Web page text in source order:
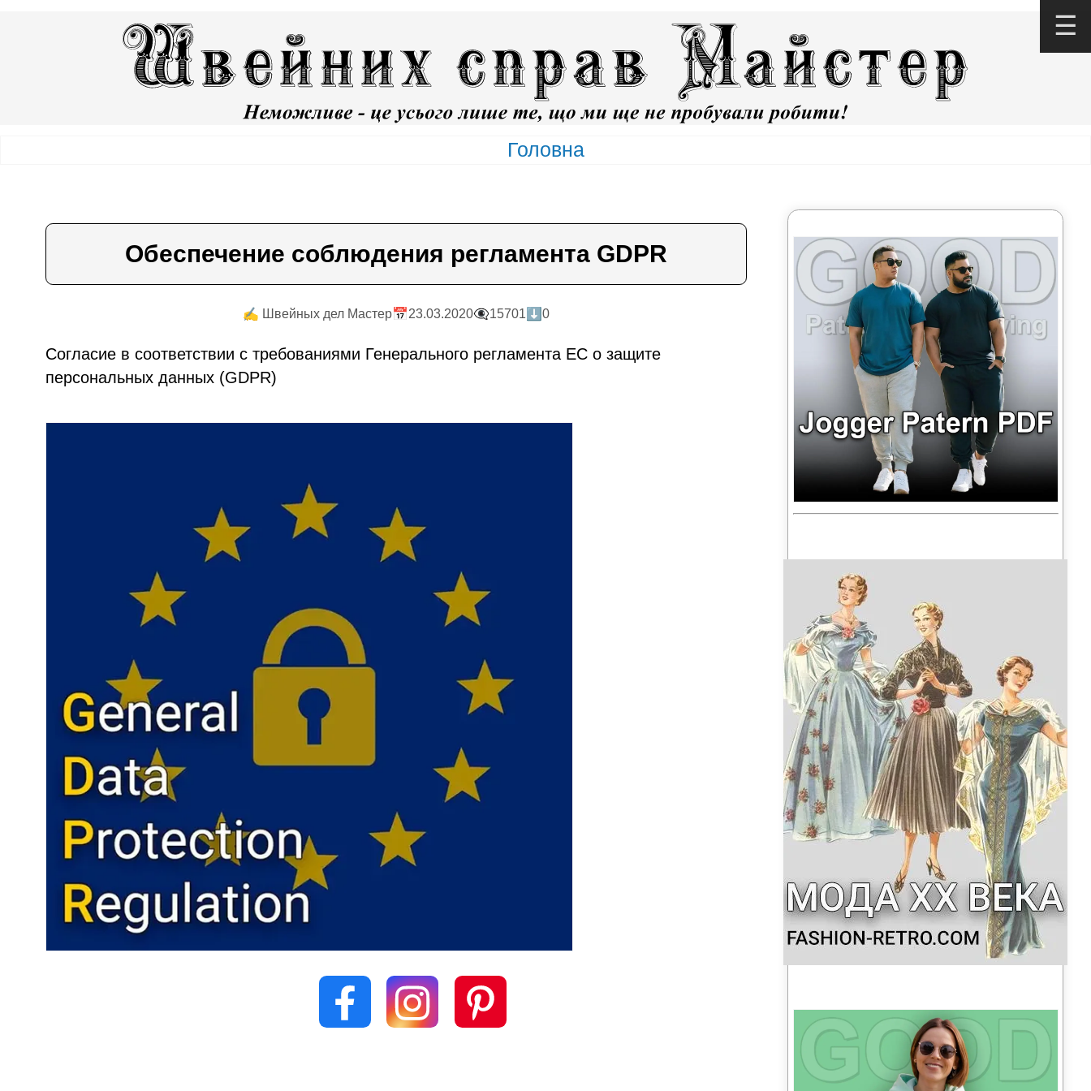
Головна
Обеспечение соблюдения регламента GDPR
✍️ Швейных дел Мастер📅23.03.2020👁️‍🗨️15701 ⬇️0
Согласие в соответствии с требованиями Генерального регламента ЕС о защите
персональных данных (GDPR)